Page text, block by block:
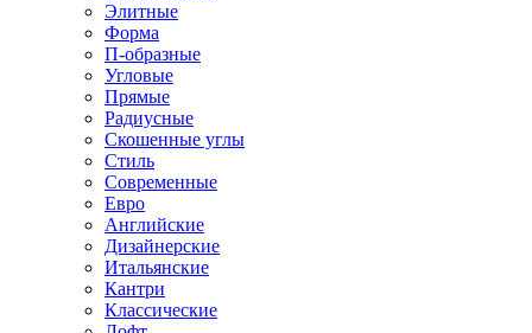
Элитные
Форма
П-образные
Угловые
Прямые
Радиусные
Скошенные углы
Стиль
Современные
Евро
Английские
Дизайнерские
Итальянские
Кантри
Классические